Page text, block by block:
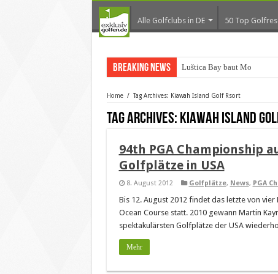
Alle Golfclubs in DE 50 Top
Breaking News Luštica Bay baut Montenegro
Home / Tag Archives: Kiawah Island Golf Rsort
Tag Archives: Kiawah Island
94th PGA Championship
Golfplätze in USA
8. August 2012 Golfplätze, News, PGA
Bis 12. August 2012 findet das letzte von
Ocean Course statt. 2010 gewann Martin
spektakulärsten Golfplätze der USA
Mehr